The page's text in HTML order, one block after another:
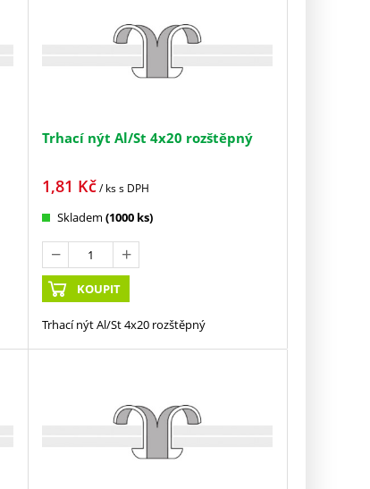
Trhací nýt Al/St 4x20 rozštěpný
1,81 Kč/ kss DPH
Skladem (1000 ks)
KOUPIT
Trhací nýt Al/St 4x20 rozštěpný